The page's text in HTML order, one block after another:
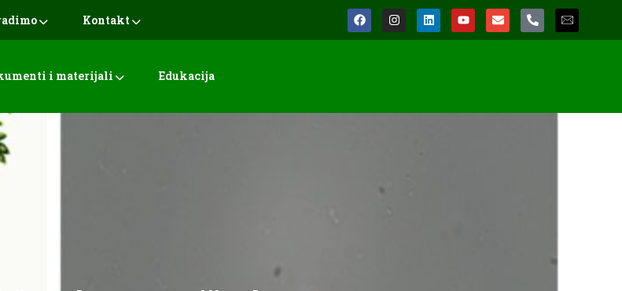
Kontakt
i materijali Edukacija